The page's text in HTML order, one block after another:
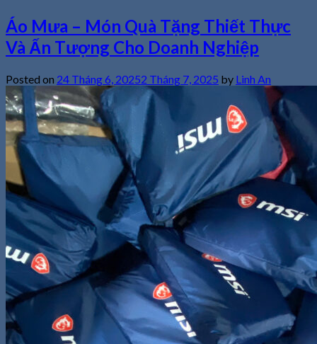
Áo Mưa – Món Quà Tặng Thiết Thực
Và Ấn Tượng Cho Doanh Nghiệp
Posted on 24 Tháng 6, 20252 Tháng 7, 2025 by Linh An